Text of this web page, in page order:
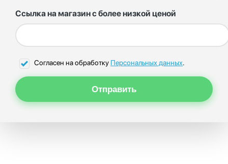
Ссылка на магазин с более низкой ценой
Согласен на обработку Персональных данных.
Отправить